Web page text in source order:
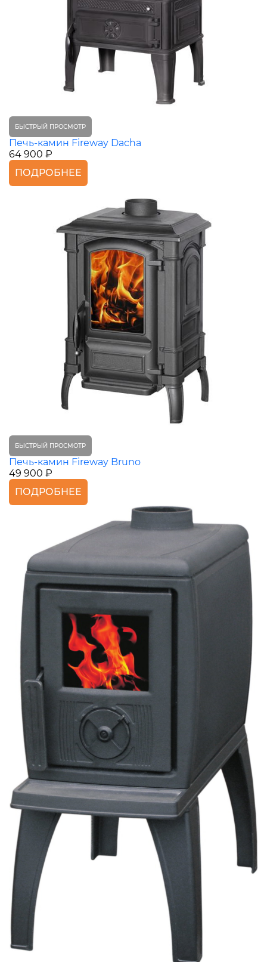
БЫСТРЫЙ ПРОСМОТР
Печь-камин Fireway Dacha
64 900 ₽
ПОДРОБНЕЕ
БЫСТРЫЙ ПРОСМОТР
Печь-камин Fireway Bruno
49 900 ₽
ПОДРОБНЕЕ